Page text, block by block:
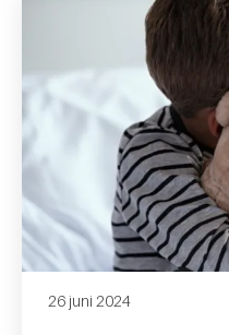
26 juni 2024